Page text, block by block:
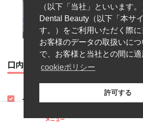
口内の困りごとをワンストップで治療
一つの歯科医院で口内ほぼ全て
矯正歯科治療にはじまり、一般歯科や予防
メニュー
（以下「当社」といいます
Dental Beauty（以下「本サ
す。）をご利用いただく際
お客様のデータの取扱いに
で、お客様と当社との間に適
cookieポリシー
許可する